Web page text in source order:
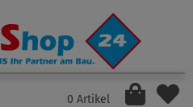
0 Artikel